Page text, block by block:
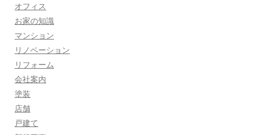
オフィス
お家の知識
マンション
リノベーション
リフォーム
会社案内
塗装
店舗
戸建て